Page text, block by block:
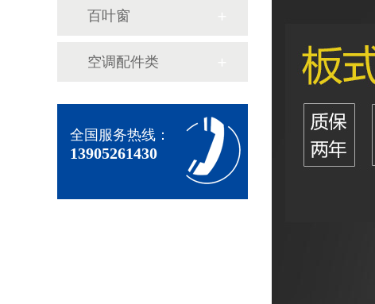
百叶窗
空调配件类
全国服务热线：
13905261430